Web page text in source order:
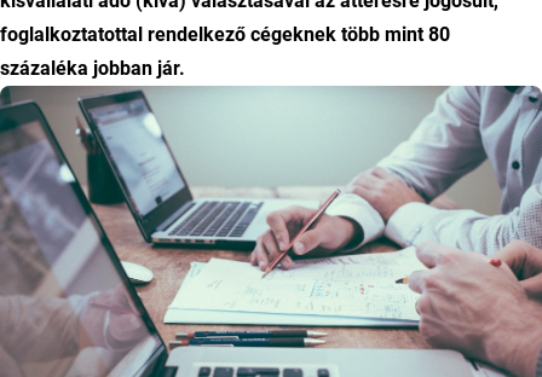
foglalkoztatottal rendelkező cégeknek több mint 80
százaléka jobban jár.